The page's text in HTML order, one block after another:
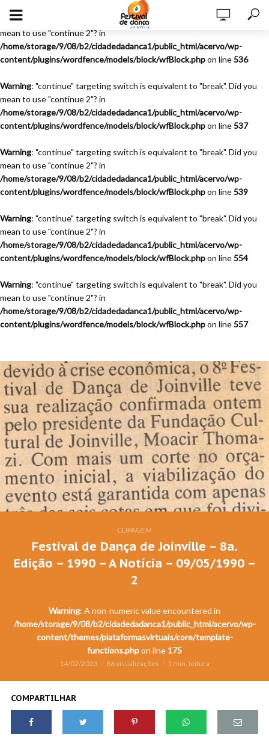
Warning
: "continue" targeting switch is equivalent to "break". Did you
mean to use "continue 2"? in
/home/storage/9/08/b2/cidadedadanca1/public_html/acervo/wp-
content/plugins/wordfence/models/block/wfBlock.phpon line536
Warning: "continue" targeting switch is equivalent to "break". Did you
mean to use "continue 2"? in
/home/storage/9/08/b2/cidadedadanca1/public_html/acervo/wp-
content/plugins/wordfence/models/block/wfBlock.phpon line537
Warning: "continue" targeting switch is equivalent to "break". Did you
mean to use "continue 2"? in
/home/storage/9/08/b2/cidadedadanca1/public_html/acervo/wp-
content/plugins/wordfence/models/block/wfBlock.phpon line539
Warning: "continue" targeting switch is equivalent to "break". Did you
mean to use "continue 2"? in
/home/storage/9/08/b2/cidadedadanca1/public_html/acervo/wp-
content/plugins/wordfence/models/block/wfBlock.phpon line554
Warning: "continue" targeting switch is equivalent to "break". Did you
mean to use "continue 2"? in
/home/storage/9/08/b2/cidadedadanca1/public_html/acervo/wp-
content/plugins/wordfence/models/block/wfBlock.phpon line557
CLIPAGEM
Festival de Dança de Joinville – 8a.
Edição – 1990 – A Notícia – 09/05/1990 –
2
Warning: A non-numeric value encountered in
/home/storage/9/08/b2/cidadedadanca1/public_html/acervo/wp-
content/themes/plataformasvirtuais/core/template-
functions.phpon line 175
14/02/2023 86 visualizações 1 min. leitura
COMPARTILHAR